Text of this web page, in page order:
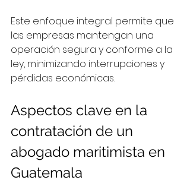
Este enfoque integral permite que
las empresas mantengan una
operación segura y conforme a la
ley, minimizando interrupciones y
pérdidas económicas.
Aspectos clave en la
contratación de un
abogado maritimista en
Guatemala